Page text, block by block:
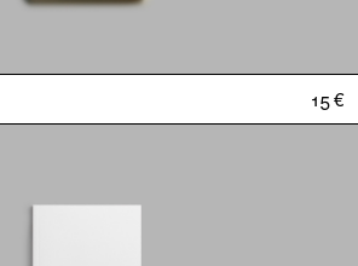
15 €